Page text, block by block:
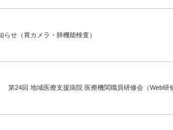
らせ（胃カメラ・肺機能検査）
第24回 地域医療支援病院 医療機関職員研修会（Web研